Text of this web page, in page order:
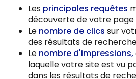
Les principales requêtes
découverte de votre page
Le nombre de clics sur
des résultats de
Le nombre d'impressions,
laquelle votre site est vu
dans les résultats de